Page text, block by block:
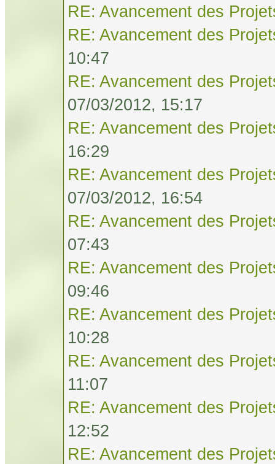
RE: Avancement des
RE: Avancement des
10:47
RE: Avancement des
07/03/2012, 15:17
RE: Avancement des
16:29
RE: Avancement des
07/03/2012, 16:54
RE: Avancement des
07:43
RE: Avancement des
09:46
RE: Avancement des
10:28
RE: Avancement des
11:07
RE: Avancement des
12:52
RE: Avancement des